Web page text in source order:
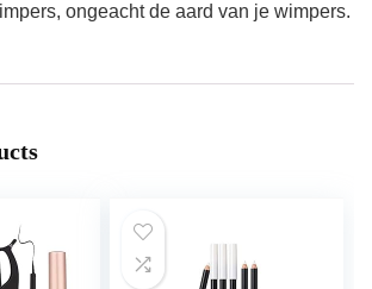
ongeacht de aard van je wimpers.